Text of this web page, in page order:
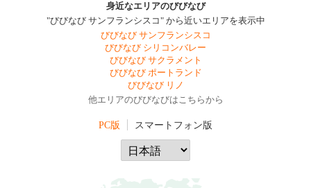
身近なエリアのびびなび
"びびなび サンフランシスコ" から近いエリアを表示中
びびなび サンフランシスコ
びびなび シリコンバレー
びびなび サクラメント
びびなび ポートランド
びびなび リノ
他エリアのびびなびはこちらから
PC版 スマートフォン版